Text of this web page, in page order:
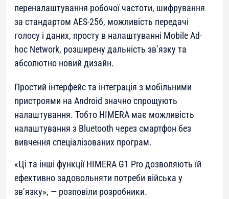
переналаштування робочої частоти, шифрування
за стандартом AES-256, можливість передачі
голосу і даних, просту в налаштуванні Mobile Ad-
hoc Network, розширену дальність зв’язку та
абсолютно новий дизайн.
Простий інтерфейс та інтеграція з мобільними
пристроями на Android значно спрощують
налаштування. Тобто HIMERA має можливість
налаштування з Bluetooth через смартфон без
вивчення спеціалізованих програм.
«Ці та інші функції HIMERA G1 Pro дозволяють їй
ефективно задовольняти потреби війська у
зв’язку», — розповіли розробники.